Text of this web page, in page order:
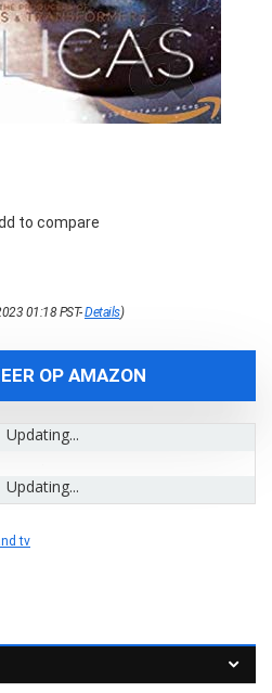
to compare
01:18 PST-Details)
OP AMAZON
Updating...
Updating...
tv